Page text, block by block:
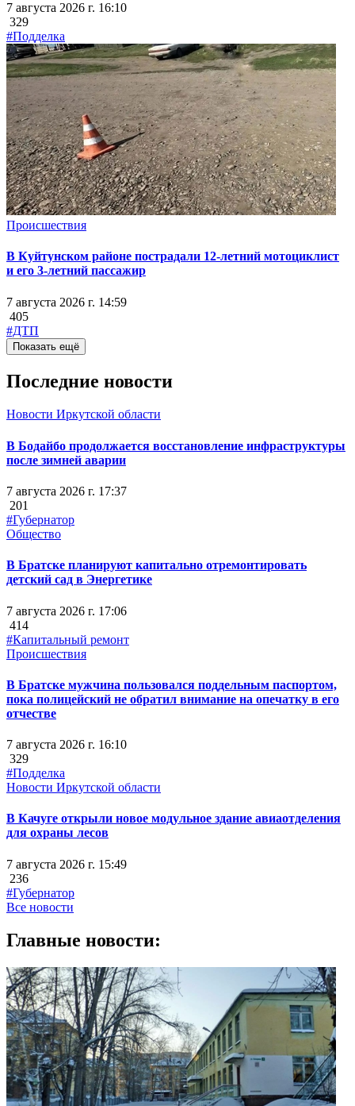
7 августа 2026 г. 16:10
329
#Подделка
Происшествия
В Куйтунском районе пострадали 12-летний мотоциклист
и его 3-летний пассажир
7 августа 2026 г. 14:59
405
#ДТП
Показать ещё
Последние новости
Новости Иркутской области
В Бодайбо продолжается восстановление инфраструктуры
после зимней аварии
7 августа 2026 г. 17:37
201
#Губернатор
Общество
В Братске планируют капитально отремонтировать
детский сад в Энергетике
7 августа 2026 г. 17:06
414
#Капитальный ремонт
Происшествия
В Братске мужчина пользовался поддельным паспортом,
пока полицейский не обратил внимание на опечатку в его
отчестве
7 августа 2026 г. 16:10
329
#Подделка
Новости Иркутской области
В Качуге открыли новое модульное здание авиаотделения
для охраны лесов
7 августа 2026 г. 15:49
236
#Губернатор
Все новости
Главные новости: